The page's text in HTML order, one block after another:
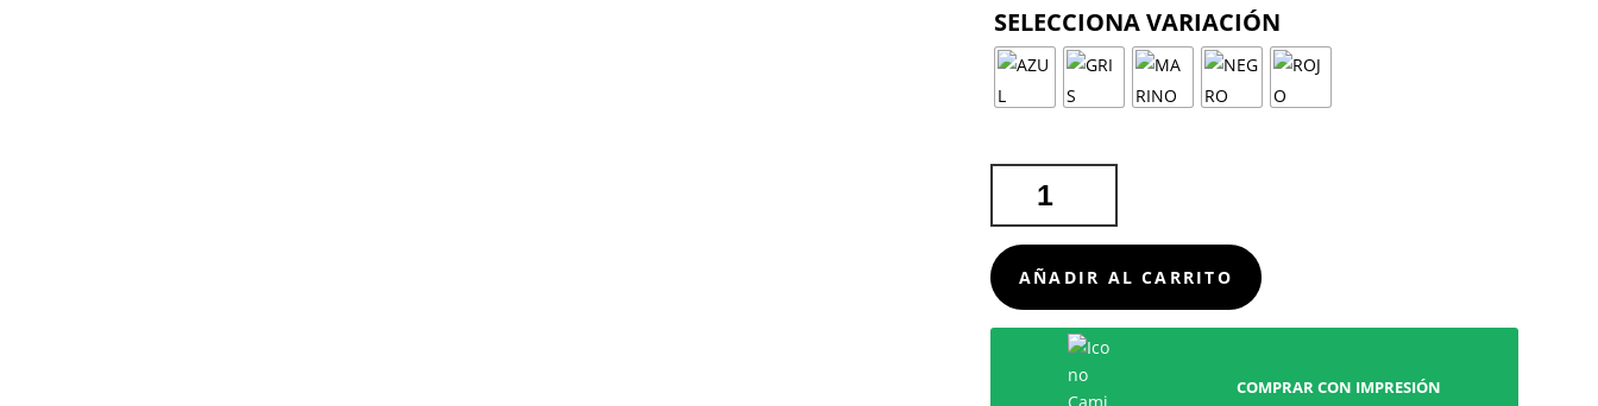
ANTIRROBO
KOMPLETE
CANTIDAD
AÑADIR AL CARRITO
COMPRAR CON IMPRESIÓN